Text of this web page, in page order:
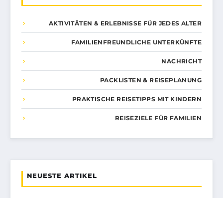
AKTIVITÄTEN & ERLEBNISSE FÜR JEDES ALTER
FAMILIENFREUNDLICHE UNTERKÜNFTE
NACHRICHT
PACKLISTEN & REISEPLANUNG
PRAKTISCHE REISETIPPS MIT KINDERN
REISEZIELE FÜR FAMILIEN
NEUESTE ARTIKEL